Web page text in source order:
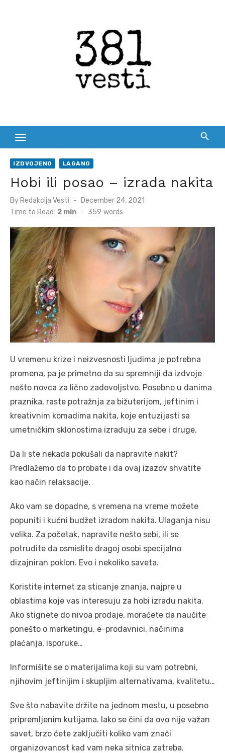
IZDVOJENO LAGANO
Hobi ili posao – izrada nakita
By Redakcija Vesti
Posted
December 24, 2021
Time to Read: 2 min - 359 words
U vremenu krize i neizvesnosti ljudima je potrebna
promena, pa je primetno da su spremniji da izdvoje
nešto novca za lično zadovoljstvo. Posebno u danima
praznika, raste potražnja za bižuterijom, jeftinim i
kreativnim komadima nakita, koje entuzijasti sa
umetničkim sklonostima izrađuju za sebe i druge.
Da li ste nekada pokušali da napravite nakit?
Predlažemo da to probate i da ovaj izazov shvatite
kao način relaksacije.
Ako vam se dopadne, s vremena na vreme možete
popuniti i kućni budžet izradom nakita. Ulaganja nisu
velika. Za početak, napravite nešto sebi, ili se
potrudite da osmislite dragoj osobi specijalno
dizajniran poklon. Evo i nekoliko saveta.
Koristite internet za sticanje znanja, najpre u
oblastima koje vas interesuju za hobi izradu nakita.
Ako stignete do nivoa prodaje, moraćete da naučite
ponešto o marketingu, e-prodavnici, načinima
plaćanja, isporuke…
Informišite se o materijalima koji su vam potrebni,
njihovim jeftinijim i skupljim alternativama, kvalitetu…
Sve što nabavite držite na jednom mestu, u posebno
pripremljenim kutijama. Iako se čini da ovo nije važan
savet, brzo ćete zaključiti koliko vam znači
organizovanost kad vam neka sitnica zatreba.